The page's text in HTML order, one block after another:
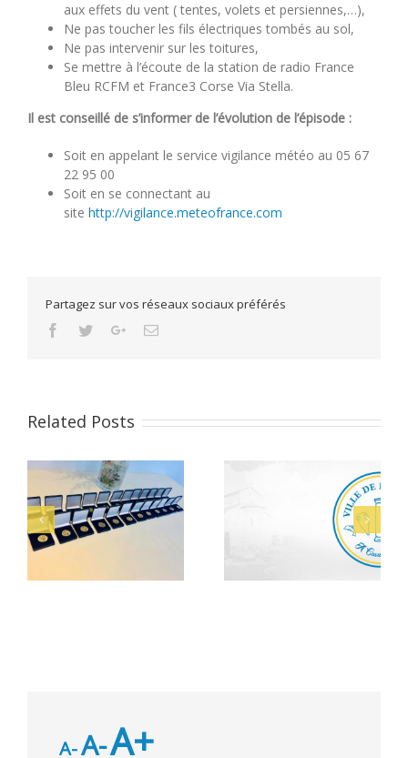
aux effets du vent ( tentes, volets et persiennes,…),
Ne pas toucher les fils électriques tombés au sol,
Ne pas intervenir sur les toitures,
Se mettre à l’écoute de la station de radio France
Bleu RCFM et France3 Corse Via Stella.
Il est conseillé de s’informer de l’évolution de l’épisode :
Soit en appelant le service vigilance météo au 05 67
22 95 00
Soit en se connectant au
site http://vigilance.meteofrance.com
Partagez sur vos réseaux sociaux préférés
Facebook
TwitterGoogle+Email
Related Posts
Alerte Canicule –
CCAS
A-A-A+